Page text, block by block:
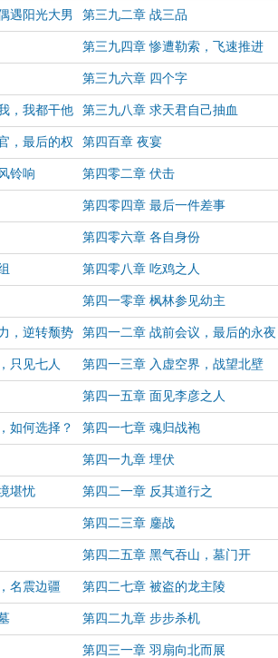
遇阳光大男 第三九二章 战三品
第三九四章 惨遭勒索，飞速推进
第三九六章 四个字
，我都干他 第三九八章 求天君自己抽血
，最后的权 第四百章 夜宴
铃响 第四零二章 伏击
第四零四章 最后一件差事
第四零六章 各自身份
第四零八章 吃鸡之人
第四一零章 枫林参见幼主
，逆转颓势 第四一二章 战前会议，最后的永夜
只见七人 第四一三章 入虚空界，战望北壁
第四一五章 面见李彦之人
如何选择？ 第四一七章 魂归战袍
第四一九章 埋伏
堪忧 第四二一章 反其道行之
第四二三章 鏖战
第四二五章 黑气吞山，墓门开
名震边疆 第四二七章 被盗的龙主陵
第四二九章 步步杀机
第四三一章 羽扇向北而展